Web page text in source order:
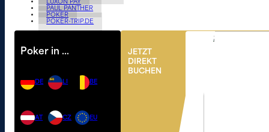
LUXON PAY
PAUL PANTHER
POKER
POKER-TRIP.DE
Poker in …
DE
AT
LI
CZ
BE
EU
JETZT
DIREKT
BUCHEN